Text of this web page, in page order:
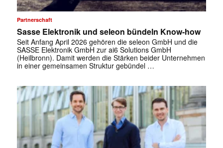
Partnerschaft
Sasse Elektronik und seleon bündeln Know-how
Seit Anfang April 2026 gehören die seleon GmbH und die
SASSE Elektronik GmbH zur ai6 Solutions GmbH
(Heilbronn). Damit werden die Stärken beider Unternehmen
in einer gemeinsamen Struktur gebündel …